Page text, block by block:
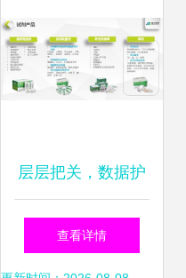
层层把关，数据护
航 美正生物构建食
查看详情